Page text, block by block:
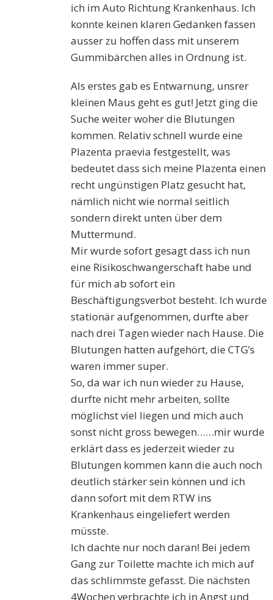
ich im Auto Richtung Krankenhaus. Ich
konnte keinen klaren Gedanken fassen
ausser zu hoffen dass mit unserem
Gummibärchen alles in Ordnung ist.
Als erstes gab es Entwarnung, unsrer
kleinen Maus geht es gut! Jetzt ging die
Suche weiter woher die Blutungen
kommen. Relativ schnell wurde eine
Plazenta praevia festgestellt, was
bedeutet dass sich meine Plazenta einen
recht ungünstigen Platz gesucht hat,
nämlich nicht wie normal seitlich
sondern direkt unten über dem
Muttermund.
Mir wurde sofort gesagt dass ich nun
eine Risikoschwangerschaft habe und
für mich ab sofort ein
Beschäftigungsverbot besteht. Ich wurde
stationär aufgenommen, durfte aber
nach drei Tagen wieder nach Hause. Die
Blutungen hatten aufgehört, die CTG’s
waren immer super.
So, da war ich nun wieder zu Hause,
durfte nicht mehr arbeiten, sollte
möglichst viel liegen und mich auch
sonst nicht gross bewegen……mir wurde
erklärt dass es jederzeit wieder zu
Blutungen kommen kann die auch noch
deutlich stärker sein können und ich
dann sofort mit dem RTW ins
Krankenhaus eingeliefert werden
müsste.
Ich dachte nur noch daran! Bei jedem
Gang zur Toilette machte ich mich auf
das schlimmste gefasst. Die nächsten
4Wochen verbrachte ich in Angst und